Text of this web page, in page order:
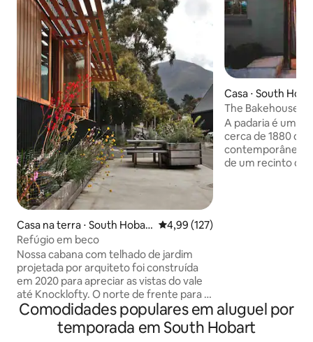
Casa na terra ⋅ South Hobar
t
4,99 de uma avaliação média de
4,99 (127)
Refúgio em beco
Nossa cabana com telhado de jardim
projetada por arquiteto foi construída
em 2020 para apreciar as vistas do vale
até Knocklofty. O norte de frente para o
sol aquece esta casa com o design solar
passivo mantendo uma temperatura
constante. Para complementar isso, há
Casa ⋅ South
The Bakehouse
história —
A padaria é um
cerca de 1880
contemporâneo
de um recinto de
piquenique.
Comodidades populares em aluguel por
temporada em South Hobart